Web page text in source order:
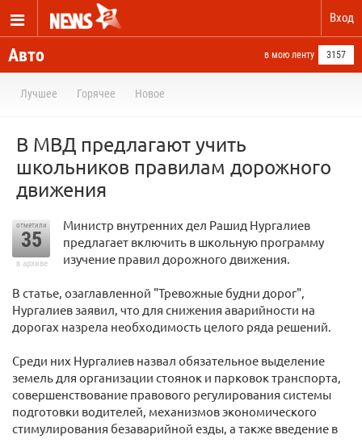
Вход
Авто в мою ленту 3157
Лучшее Горячее Новое
В МВД предлагают учить
школьников правилам дорожного
движения
отметили
35
в архиве
Министр внутренних дел Рашид Нургалиев
предлагает включить в школьную программу
изучение правил дорожного движения.
В статье, озаглавленной "Тревожные будни дорог",
Нургалиев заявил, что для снижения аварийности на
дорогах назрела необходимость целого ряда решений.
Среди них Нургалиев назвал обязательное выделение
земель для организации стоянок и парковок транспорта,
совершенствование правового регулирования системы
подготовки водителей, механизмов экономического
стимулирования безаварийной езды, а также введение в